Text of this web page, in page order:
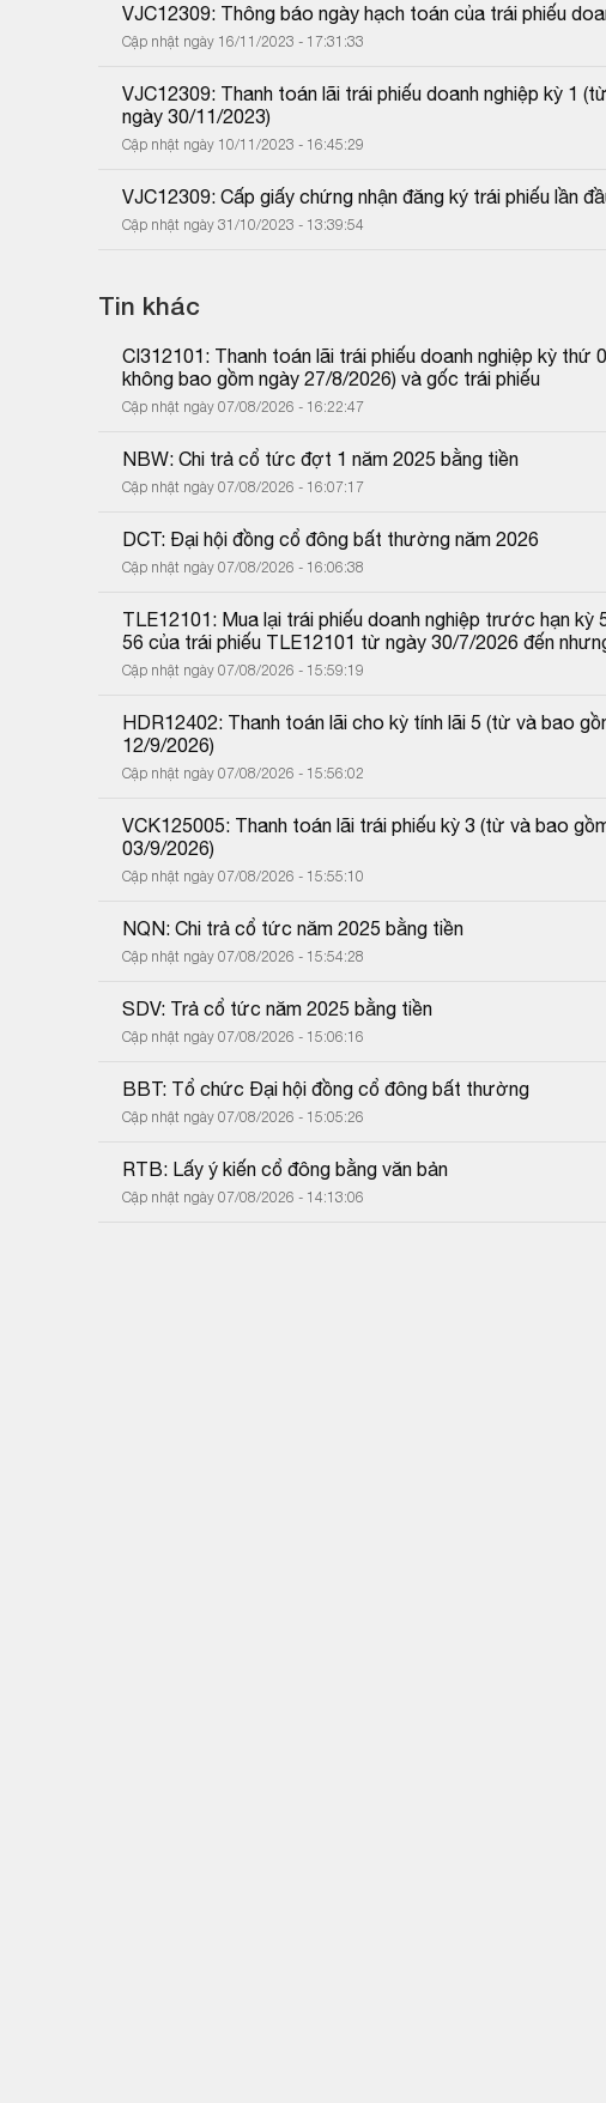
VJC12309: Thông báo ngày hạch toán của trái phiếu
Cập nhật ngày 16/11/2023 - 17:31:33
VJC12309: Thanh toán lãi trái phiếu doanh nghiệp kỳ 1
ngày 30/11/2023)
Cập nhật ngày 10/11/2023 - 16:45:29
VJC12309: Cấp giấy chứng nhận đăng ký trái phiếu lần
Cập nhật ngày 31/10/2023 - 13:39:54
Tin khác
CI312101: Thanh toán lãi trái phiếu doanh nghiệp kỳ
không bao gồm ngày 27/8/2026) và gốc trái phiếu
Cập nhật ngày 07/08/2026 - 16:22:47
NBW: Chi trả cổ tức đợt 1 năm 2025 bằng tiền
Cập nhật ngày 07/08/2026 - 16:07:17
DCT: Đại hội đồng cổ đông bất thường năm 2026
Cập nhật ngày 07/08/2026 - 16:06:38
TLE12101: Mua lại trái phiếu doanh nghiệp trước hạn
56 của trái phiếu TLE12101 từ ngày 30/7/2026 đến
Cập nhật ngày 07/08/2026 - 15:59:19
HDR12402: Thanh toán lãi cho kỳ tính lãi 5 (từ và bao
12/9/2026)
Cập nhật ngày 07/08/2026 - 15:56:02
VCK125005: Thanh toán lãi trái phiếu kỳ 3 (từ và bao
03/9/2026)
Cập nhật ngày 07/08/2026 - 15:55:10
NQN: Chi trả cổ tức năm 2025 bằng tiền
Cập nhật ngày 07/08/2026 - 15:54:28
SDV: Trả cổ tức năm 2025 bằng tiền
Cập nhật ngày 07/08/2026 - 15:06:16
BBT: Tổ chức Đại hội đồng cổ đông bất thường
Cập nhật ngày 07/08/2026 - 15:05:26
RTB: Lấy ý kiến cổ đông bằng văn bản
Cập nhật ngày 07/08/2026 - 14:13:06